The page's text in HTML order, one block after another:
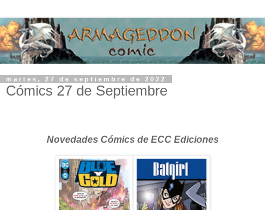
martes, 27 de septiembre de 2022
Cómics 27 de Septiembre
Novedades Cómics de ECC Ediciones